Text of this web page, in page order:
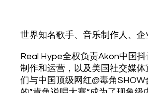
世界知名歌手、音乐制作人、企
Real Hype全权负责Akon中国抖
制作和运营，以及美国社交媒
们与中国顶级网红@毒角SHOW